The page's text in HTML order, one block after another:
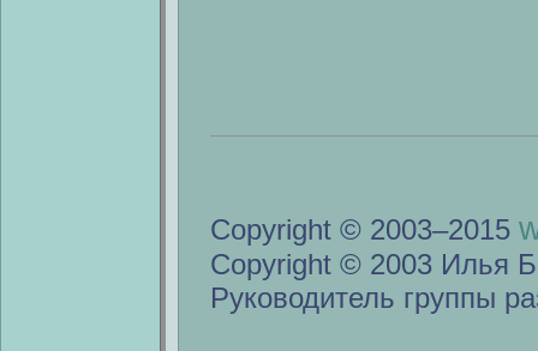
Copyright © 2003–2015
Copyright © 2003 Илья
Руководитель группы